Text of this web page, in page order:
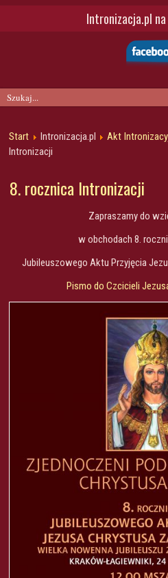
Intronizacja.pl
Start Intronizacja.pl Akt
Intronizacji
8. rocznica Intronizacji
Zapraszamy do
w obchodach 8.
Jubileuszowego Aktu Przyjęcia
Pismo do Czcicieli